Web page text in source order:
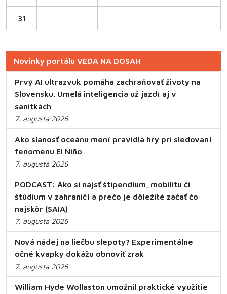
31
Novinky portálu VEDA NA DOSAH
Prvý AI ultrazvuk pomáha zachraňovať životy na
Slovensku. Umelá inteligencia už jazdí aj v
sanitkách
7. augusta 2026
Ako slanosť oceánu mení pravidlá hry pri sledovaní
fenoménu El Niño
7. augusta 2026
PODCAST: Ako si nájsť štipendium, mobilitu či
štúdium v zahraničí a prečo je dôležité začať čo
najskôr (SAIA)
7. augusta 2026
Nová nádej na liečbu slepoty? Experimentálne
očné kvapky dokážu obnoviť zrak
7. augusta 2026
William Hyde Wollaston umožnil praktické využitie